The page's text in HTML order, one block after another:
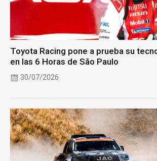
Toyota Racing pone a prueba su
en las 6 Horas de São Paulo
30/07/2026